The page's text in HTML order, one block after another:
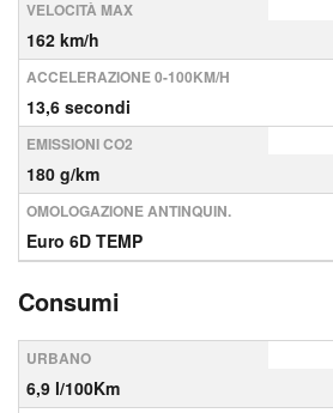
VELOCITÀ MAX
162 km/h
ACCELERAZIONE 0-100KM/H
13,6 secondi
EMISSIONI CO2
180 g/km
OMOLOGAZIONE ANTINQUIN.
Euro 6D TEMP
Consumi
URBANO
6,9 l/100Km